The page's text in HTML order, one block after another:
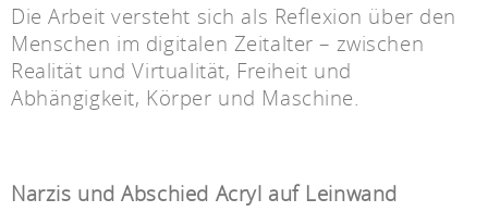
Die Arbeit versteht sich als Reflexion über den
Menschen im digitalen Zeitalter – zwischen
Realität und Virtualität, Freiheit und
Abhängigkeit, Körper und Maschine.
Narzis und Abschied Acryl auf Leinwand